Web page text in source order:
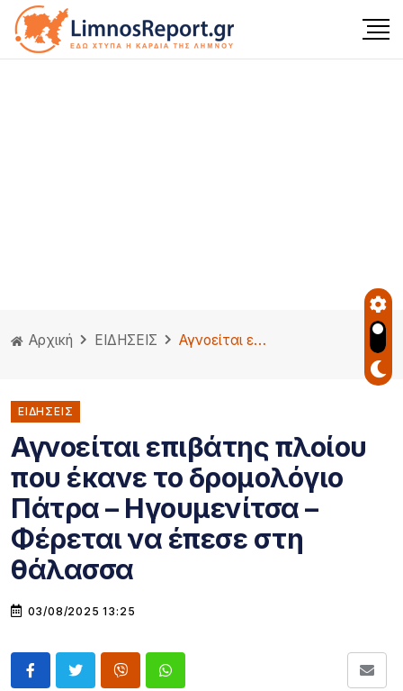
Αρχική ΕΙΔΗΣΕΙΣ Αγνοείται επιβάτης πλοίου που έκανε το δρομολόγιο Πάτρα – Ηγουμενίτσα – Φέρεται να έπεσε στη θάλασσα
ΕΙΔΗΣΕΙΣ
Αγνοείται επιβάτης πλοίου
που έκανε το δρομολόγιο
Πάτρα – Ηγουμενίτσα –
Φέρεται να έπεσε στη
θάλασσα
03/08/2025 13:25